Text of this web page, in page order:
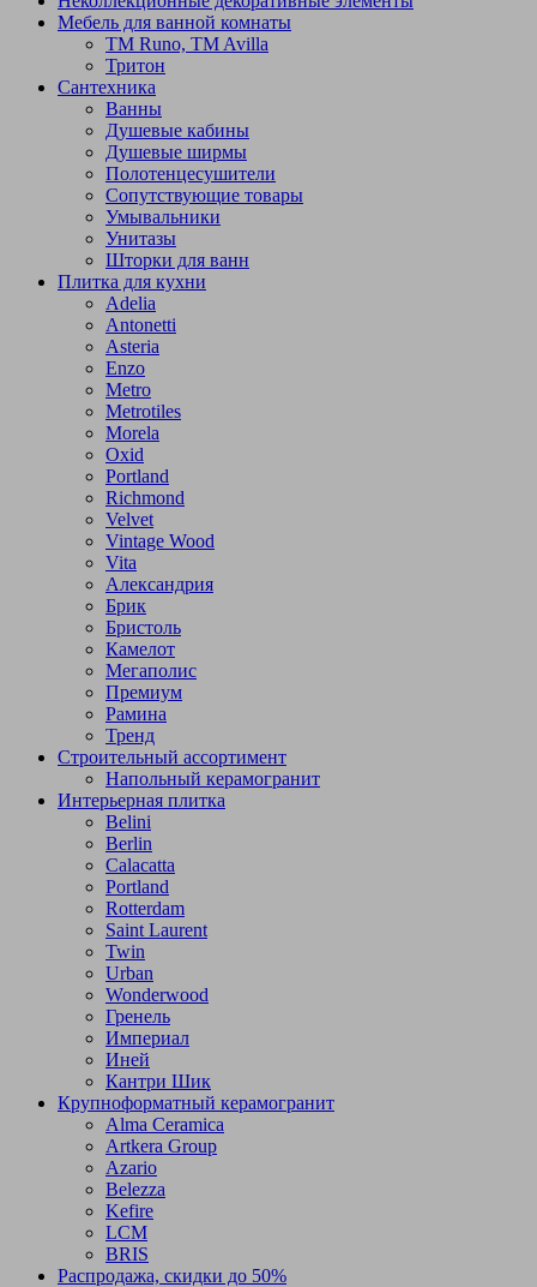
Мебель для ванной комнаты
TM Runo, TM Avilla
Тритон
Сантехника
Ванны
Душевые кабины
Душевые ширмы
Полотенцесушители
Сопутствующие товары
Умывальники
Унитазы
Шторки для ванн
Плитка для кухни
Adelia
Antonetti
Asteria
Enzo
Metro
Metrotiles
Morela
Oxid
Portland
Richmond
Velvet
Vintage Wood
Vita
Александрия
Брик
Бристоль
Камелот
Мегаполис
Премиум
Рамина
Тренд
Строительный ассортимент
Напольный керамогранит
Интерьерная плитка
Belini
Berlin
Calacatta
Portland
Rotterdam
Saint Laurent
Twin
Urban
Wonderwood
Гренель
Империал
Иней
Кантри Шик
Крупноформатный керамогранит
Alma Ceramica
Artkera Group
Azario
Belezza
Kefire
LCM
BRIS
Распродажа, скидки до 50%